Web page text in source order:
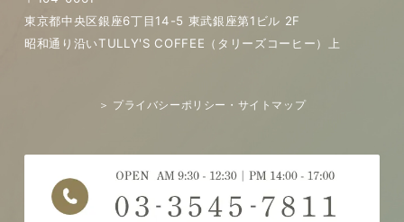
東京都中央区銀座6丁目14-5 東武銀座第1ビル 2F
昭和通り沿いTULLY'S COFFEE（タリーズコーヒー）上
＞ プライバシーポリシー・サイトマップ